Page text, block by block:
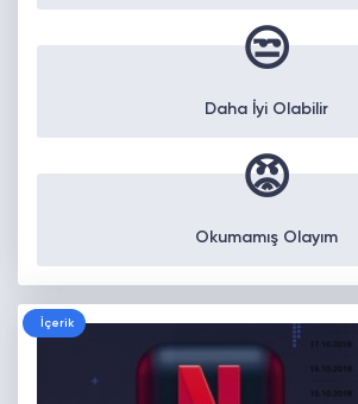
😒
Daha İyi Olabilir
😡
Okumamış Olayım
İçerik